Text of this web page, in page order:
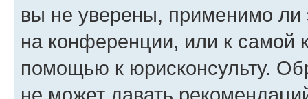
вы не уверены, применимо ли
на конференции, или к самой
помощью к юрисконсульту.
не может давать